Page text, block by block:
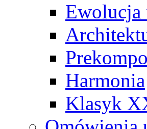
Ewolucja
Harmonia
Klasyk